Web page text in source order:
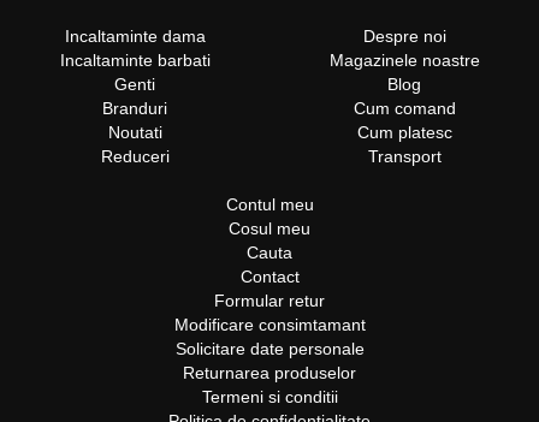
Incaltaminte dama
Incaltaminte barbati
Genti
Branduri
Noutati
Reduceri
Despre noi
Magazinele noastre
Blog
Cum comand
Cum platesc
Transport
Contul meu
Cosul meu
Cauta
Contact
Formular retur
Modificare consimtamant
Solicitare date personale
Returnarea produselor
Termeni si conditii